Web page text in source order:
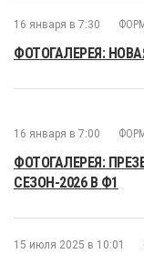
16 января в 7:30
ФОТОГАЛЕРЕЯ:
16 января в 7:00
ФОТОГАЛЕРЕЯ:
СЕЗОН-2026 В Ф1
15 июля 2025 в 10:01